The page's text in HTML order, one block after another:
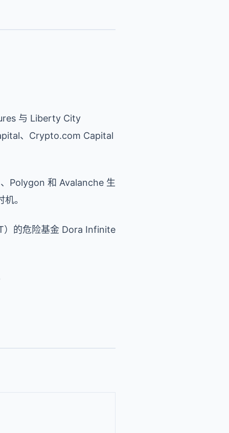
与 Liberty City
、Crypto.com Capital
Polygon 和 Avalanche 生
。
）的危险基金 Dora Infinite